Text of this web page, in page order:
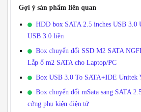
Gợi ý sản phẩm liên quan
HDD box SATA 2.5 inches USB 3.0
USB 3.0 liền
Box chuyển đổi SSD M2 SATA
Lắp ổ m2 SATA cho Laptop/PC
Box USB 3.0 To SATA+IDE Unitek
Box chuyển đổi mSata sang SATA
cứng phụ kiện điện tử